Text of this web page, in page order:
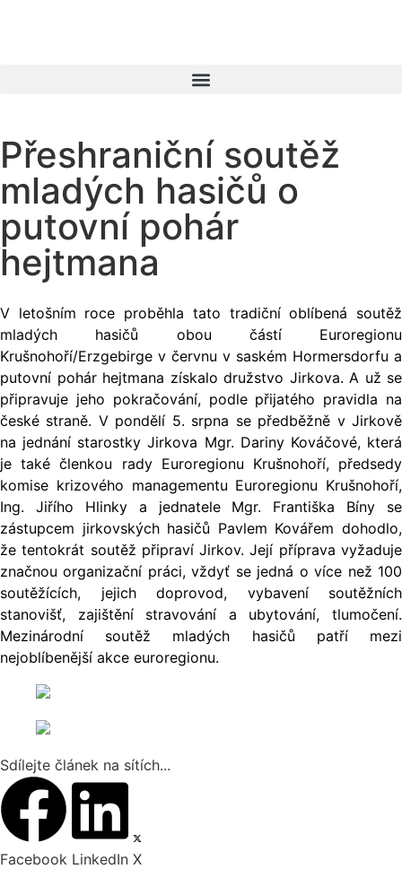
Přeshraniční soutěž
mladých hasičů o
putovní pohár
hejtmana
V letošním roce proběhla tato tradiční oblíbená soutěž
mladých hasičů obou částí Euroregionu
Krušnohoří/Erzgebirge v červnu v saském Hormersdorfu a
putovní pohár hejtmana získalo družstvo Jirkova. A už se
připravuje jeho pokračování, podle přijatého pravidla na
české straně. V pondělí 5. srpna se předběžně v Jirkově
na jednání starostky Jirkova Mgr. Dariny Kováčové, která
je také členkou rady Euroregionu Krušnohoří, předsedy
komise krizového managementu Euroregionu Krušnohoří,
Ing. Jiřího Hlinky a jednatele Mgr. Františka Bíny se
zástupcem jirkovských hasičů Pavlem Kovářem dohodlo,
že tentokrát soutěž připraví Jirkov. Její příprava vyžaduje
značnou organizační práci, vždyť se jedná o více než 100
soutěžících, jejich doprovod, vybavení soutěžních
stanovišť, zajištění stravování a ubytování, tlumočení.
Mezinárodní soutěž mladých hasičů patří mezi
nejoblíbenější akce euroregionu.
Sdílejte článek na sítích...
Facebook LinkedIn X